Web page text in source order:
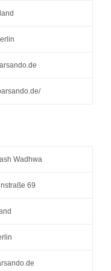
Wadhwa
69